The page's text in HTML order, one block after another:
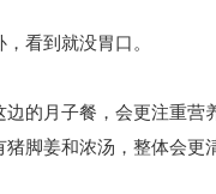
看到就没胃口。
边的月子餐，会更注重营
猪脚姜和浓汤，整体会更